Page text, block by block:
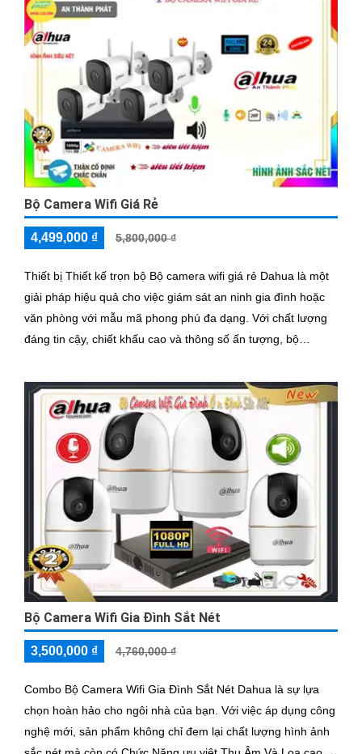
Bộ Camera Wifi Giá Rẻ
4,499,000 ₫ 5,800,000 ₫
Thiết bị Thiết kế trọn bộ Bộ camera wifi giá rẻ Dahua là một
giải pháp hiệu quả cho việc giám sát an ninh gia đình hoặc
văn phòng với mẫu mã phong phú đa dạng. Với chất lượng
đáng tin cậy, chiết khấu cao và thông số ấn tượng, bộ
Bộ Camera Wifi Gia Đình Sắt Nét
3,500,000 ₫ 4,760,000 ₫
Combo Bộ Camera Wifi Gia Đình Sắt Nét Dahua là sự lựa
chọn hoàn hảo cho ngôi nhà của bạn. Với việc áp dụng công
nghệ mới, sản phẩm không chỉ đem lại chất lượng hình ảnh